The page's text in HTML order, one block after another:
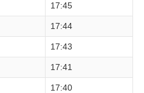
17:45
17:44
17:43
17:41
17:40